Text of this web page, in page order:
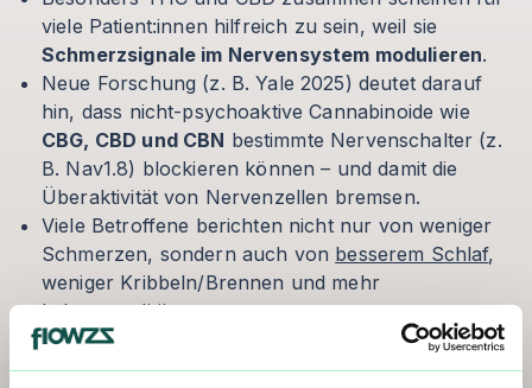
viele Patient:innen hilfreich zu sein, weil sie
Schmerzsignale im Nervensystem modulieren.
Neue Forschung (z. B. Yale 2025) deutet darauf
hin, dass nicht-psychoaktive Cannabinoide wie
CBG, CBD und CBN bestimmte Nervenschalter (z.
B. Nav1.8) blockieren können – und damit die
Überaktivität von Nervenzellen bremsen.
Viele Betroffene berichten nicht nur von weniger
Schmerzen, sondern auch von besserem Schlaf,
weniger Kribbeln/Brennen und mehr
Lebensqualität.
Trotzdem gilt: Die Wirkung ist individuell und nicht
jeder reagiert gleich. Langzeitstudien laufen noch.